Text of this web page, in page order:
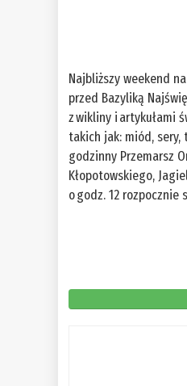
Najbliższy weekend
przed Bazyliką
z wikliny i artykułami
takich jak: miód, sery,
godzinny Przemarsz
Kłopotowskiego,
o godz. 12 rozpocznie